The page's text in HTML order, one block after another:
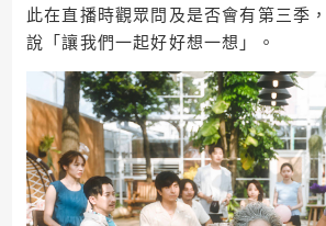
此在直播時觀眾問及是否會有第三季
說「讓我們一起好好想一想」。